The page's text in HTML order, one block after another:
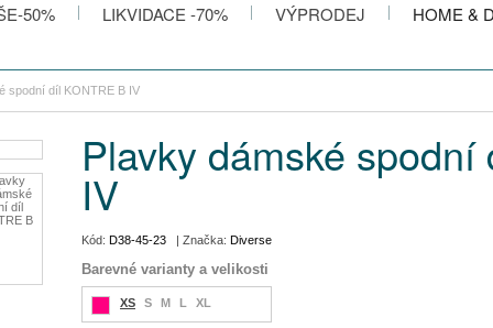
50% LIKVIDACE -70% VÝPRODEJ HOME &
spodní díl KONTRE B IV
Plavky dámské
IV
Kód: D38-45-23 | Značka: Diverse
Barevné varianty a velikosti
XS S M L XL